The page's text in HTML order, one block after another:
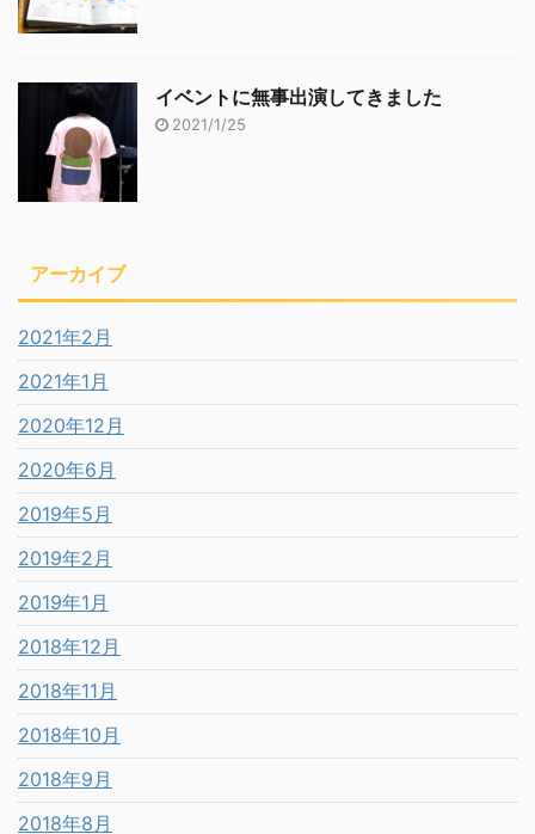
イベントに無事出演してきました
2021/1/25
アーカイブ
2021年2月
2021年1月
2020年12月
2020年6月
2019年5月
2019年2月
2019年1月
2018年12月
2018年11月
2018年10月
2018年9月
2018年8月